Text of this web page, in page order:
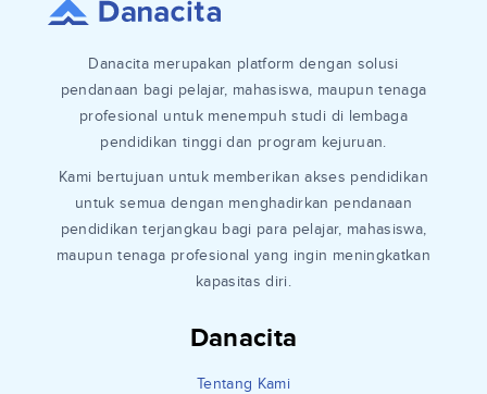
Danacita
Tentang Kami
Danacita merupakan platform dengan solusi
pendanaan bagi pelajar, mahasiswa, maupun tenaga
profesional untuk menempuh studi di lembaga
pendidikan tinggi dan program kejuruan.
Kami bertujuan untuk memberikan akses pendidikan
untuk semua dengan menghadirkan pendanaan
pendidikan terjangkau bagi para pelajar, mahasiswa,
maupun tenaga profesional yang ingin meningkatkan
kapasitas diri.